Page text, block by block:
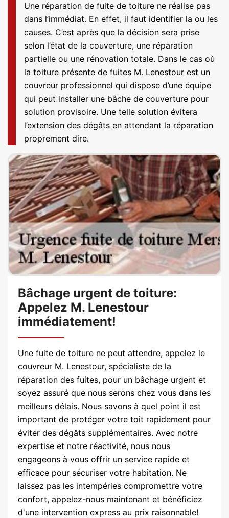
Une réparation de fuite de toiture ne réalise pas
dans l’immédiat. En effet, il faut identifier la ou les
causes. C’est après que la décision sera prise
selon l’état de la couverture, une réparation
partielle ou une rénovation totale. Dans le cas où
la toiture présente de fuites M. Lenestour est un
couvreur professionnel qui dispose d’une équipe
qui peut installer une bâche de couverture pour
solution provisoire. Une telle solution évitera
l’extension des dégâts en attendant la réparation
proprement dire.
Bâchage urgent de toiture:
Appelez M. Lenestour
immédiatement!
Une fuite de toiture ne peut attendre, appelez le
couvreur M. Lenestour, spécialiste de la
réparation des fuites, pour un bâchage urgent et
soyez assuré que nous serons chez vous dans les
meilleurs délais. Nous savons à quel point il est
important de protéger votre toit rapidement pour
éviter des dégâts supplémentaires. Avec notre
expertise et notre réactivité, nous nous
engageons à vous offrir un service rapide et
efficace pour sécuriser votre habitation. Ne
laissez pas les intempéries compromettre votre
confort, appelez-nous maintenant et bénéficiez
d'une intervention express au prix raisonnable!